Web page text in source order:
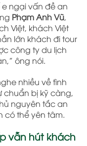
ngại vấn đề an
Phạm Anh Vũ,
Việt, khách Việt
lớn khách đi tour
công ty du lịch
ông nói.
nhiều về tình
chuẩn bị kỹ càng,
nguyên tắc an
có thể yên tâm.
vẫn hút khách